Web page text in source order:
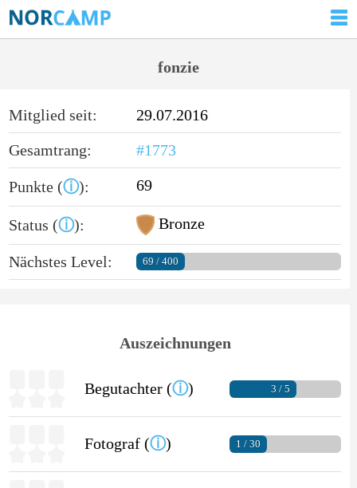
fonzie
Mitglied seit:
29.07.2016
Gesamtrang:
#1773
Punkte (ⓘ): 69
Status (ⓘ): Bronze
Nächstes Level: 69 / 400
Auszeichnungen
Begutachter (ⓘ) 3 / 5
Fotograf (ⓘ) 1 / 30